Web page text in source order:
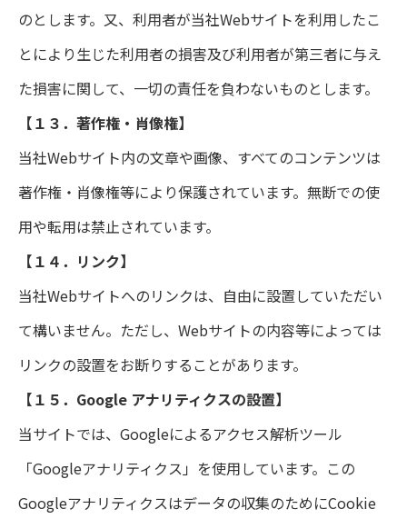
のとします。又、利用者が当社Webサイトを利用したこ
とにより生じた利用者の損害及び利用者が第三者に与え
た損害に関して、一切の責任を負わないものとします。
【１３．著作権・肖像権】
当社Webサイト内の文章や画像、すべてのコンテンツは
著作権・肖像権等により保護されています。無断での使
用や転用は禁止されています。
【１４．リンク】
当社Webサイトへのリンクは、自由に設置していただい
て構いません。ただし、Webサイトの内容等によっては
リンクの設置をお断りすることがあります。
【１５．Google アナリティクスの設置】
当サイトでは、Googleによるアクセス解析ツール
「Googleアナリティクス」を使用しています。この
Googleアナリティクスはデータの収集のためにCookie